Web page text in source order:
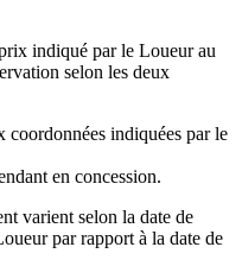
indiqué par le Loueur au
selon les deux
coordonnées indiquées par le
en concession.
varient selon la date de
par rapport à la date de